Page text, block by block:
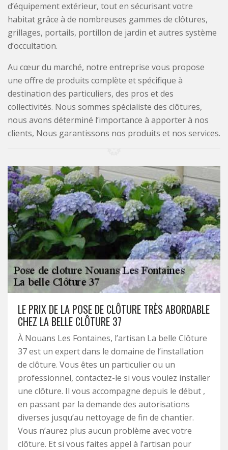
d’équipement extérieur, tout en sécurisant votre
habitat grâce à de nombreuses gammes de clôtures,
grillages, portails, portillon de jardin et autres système
d’occultation.
Au cœur du marché, notre entreprise vous propose
une offre de produits complète et spécifique à
destination des particuliers, des pros et des
collectivités. Nous sommes spécialiste des clôtures,
nous avons déterminé l’importance à apporter à nos
clients, Nous garantissons nos produits et nos services.
LE PRIX DE LA POSE DE CLÔTURE TRÈS ABORDABLE
CHEZ LA BELLE CLÔTURE 37
À Nouans Les Fontaines, l’artisan La belle Clôture
37 est un expert dans le domaine de l’installation
de clôture. Vous êtes un particulier ou un
professionnel, contactez-le si vous voulez installer
une clôture. Il vous accompagne depuis le début ,
en passant par la demande des autorisations
diverses jusqu’au nettoyage de fin de chantier.
Vous n’aurez plus aucun problème avec votre
clôture. Et si vous faites appel à l’artisan pour